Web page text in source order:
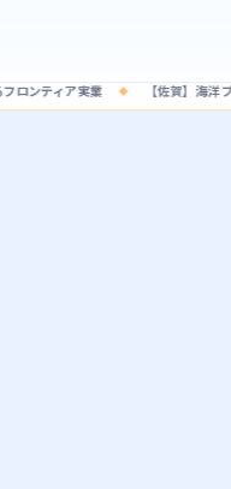
◆ 【佐賀】海洋プラスチックセンタ